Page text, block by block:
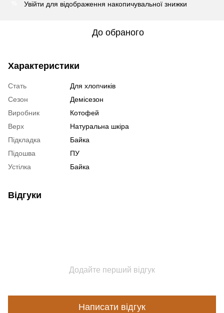
Увійти для відображення накопичувальної знижки
До обраного
Характеристики
Стать
Для хлопчиків
Сезон
Демісезон
Виробник
Котофей
Верх
Натуральна шкіра
Підкладка
Байка
Підошва
ПУ
Устілка
Байка
Відгуки
Додайте перший відгук
Написати відгук